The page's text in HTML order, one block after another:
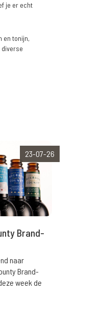
je er echt
en tonijn,
23-07-26
Brand-
naar
Brand-
week de